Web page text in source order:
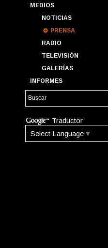
MEDIOS
NOTICIAS
PRENSA
RADIO
TELEVISIÓN
GALERÍAS
INFORMES
Traductor
Select Language ▼